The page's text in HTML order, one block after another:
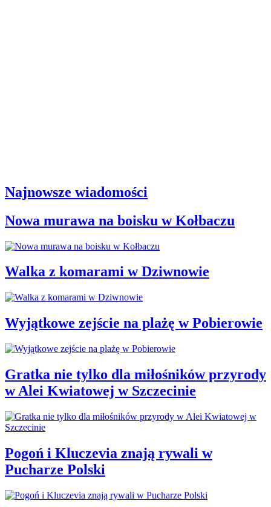
Najnowsze wiadomości
Nowa murawa na boisku w Kołbaczu
Walka z komarami w Dziwnowie
Wyjątkowe zejście na plażę w Pobierowie
Gratka nie tylko dla miłośników przyrody
w Alei Kwiatowej w Szczecinie
Pogoń i Kluczevia znają rywali w
Pucharze Polski